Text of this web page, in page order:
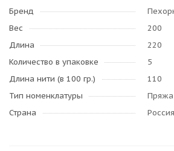
Бренд
Вес
200
Длина
220
Количество в упаковке
5
Длина нити (в 100 гр.)
110
Тип номенклатуры
Пряжа
Страна
Россия